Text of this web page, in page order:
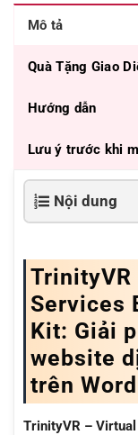
Mô tả
Quà Tặng Giao
Hướng dẫn
Lưu ý trước khi
Nội dung
Services
Kit: Giải
website
trên
TrinityVR –